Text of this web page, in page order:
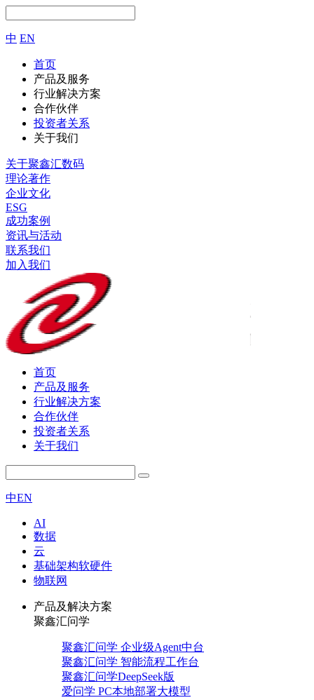
中 EN
首页
产品及服务
行业解决方案
合作伙伴
投资者关系
关于我们
关于聚鑫汇数码
理论著作
企业文化
ESG
成功案例
资讯与活动
联系我们
加入我们
首页
产品及服务
行业解决方案
合作伙伴
投资者关系
关于我们
中EN
AI
数据
云
基础架构软硬件
物联网
产品及解决方案
聚鑫汇问学
聚鑫汇问学 企业级Agent中台
聚鑫汇问学 智能流程工作台
聚鑫汇问学DeepSeek版
爱问学 PC本地部署大模型